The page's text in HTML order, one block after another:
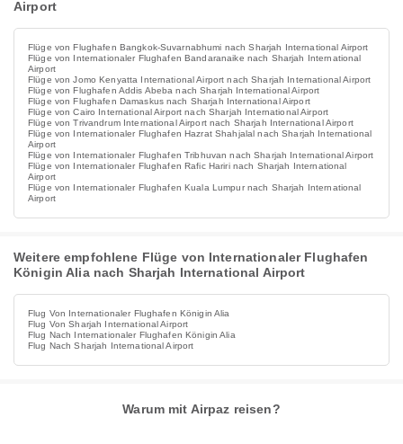
Airport
Flüge von Flughafen Bangkok-Suvarnabhumi nach Sharjah International Airport
Flüge von Internationaler Flughafen Bandaranaike nach Sharjah International
Airport
Flüge von Jomo Kenyatta International Airport nach Sharjah International Airport
Flüge von Flughafen Addis Abeba nach Sharjah International Airport
Flüge von Flughafen Damaskus nach Sharjah International Airport
Flüge von Cairo International Airport nach Sharjah International Airport
Flüge von Trivandrum International Airport nach Sharjah International Airport
Flüge von Internationaler Flughafen Hazrat Shahjalal nach Sharjah International
Airport
Flüge von Internationaler Flughafen Tribhuvan nach Sharjah International Airport
Flüge von Internationaler Flughafen Rafic Hariri nach Sharjah International
Airport
Flüge von Internationaler Flughafen Kuala Lumpur nach Sharjah International
Airport
Weitere empfohlene Flüge von Internationaler Flughafen
Königin Alia nach Sharjah International Airport
Flug Von Internationaler Flughafen Königin Alia
Flug Von Sharjah International Airport
Flug Nach Internationaler Flughafen Königin Alia
Flug Nach Sharjah International Airport
Warum mit Airpaz reisen?